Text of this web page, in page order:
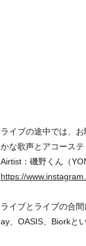
ライブの途中では、
かな歌声とアコース
Airtist：磯野くん（
https://
ライブとライブの合
ay、OASIS、Biorkと